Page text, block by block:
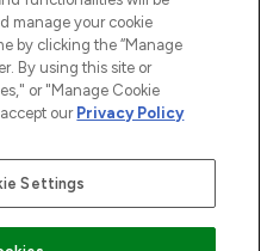
19manage your cookie
by clicking the “Manage
By using this site or
or "Manage Cookie
our Privacy Policy
Settings